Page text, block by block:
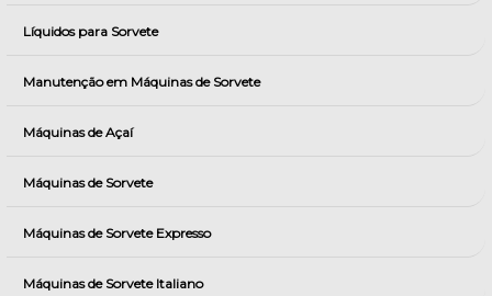
Líquidos para Sorvete
Manutenção em Máquinas de Sorvete
Máquinas de Açaí
Máquinas de Sorvete
Máquinas de Sorvete Expresso
Máquinas de Sorvete Italiano